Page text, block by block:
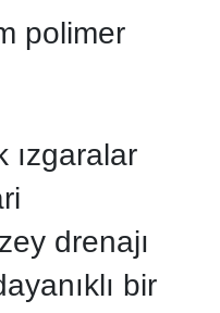
polimer
ızgaralar
drenajı
bir